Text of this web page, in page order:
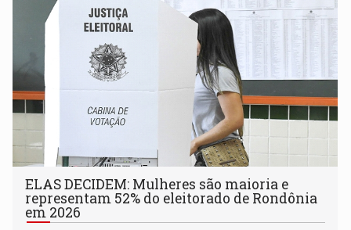
ELAS DECIDEM: Mulheres são maioria e
representam 52% do eleitorado de Rondônia
em 2026